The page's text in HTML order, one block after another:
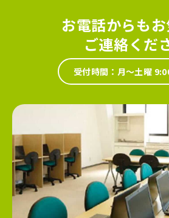
お電話からも
ご連絡くだ
受付時間：月～土曜